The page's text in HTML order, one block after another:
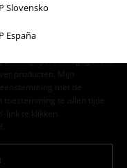
Slovensko
España
mijn persoonsgegevens
producten. Mijn
met de
toestemming te allen tijde
te klikken.